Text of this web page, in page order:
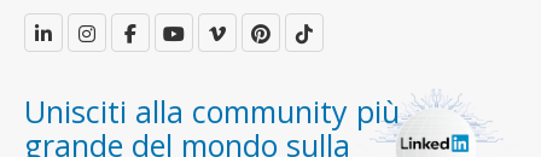
Unisciti alla community più
grande del mondo sulla